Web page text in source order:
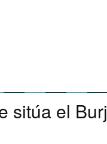
sitúa el Burj